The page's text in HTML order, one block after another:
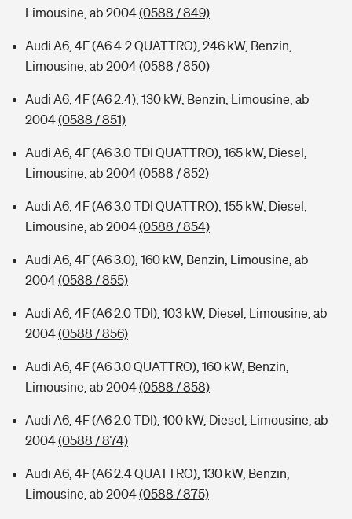
Limousine, ab 2004(0588 / 849)
Audi A6, 4F (A6 4.2 QUATTRO), 246 kW, Benzin,
Limousine, ab 2004(0588 / 850)
Audi A6, 4F (A6 2.4), 130 kW, Benzin, Limousine, ab
2004(0588 / 851)
Audi A6, 4F (A6 3.0 TDI QUATTRO), 165 kW, Diesel,
Limousine, ab 2004(0588 / 852)
Audi A6, 4F (A6 3.0 TDI QUATTRO), 155 kW, Diesel,
Limousine, ab 2004(0588 / 854)
Audi A6, 4F (A6 3.0), 160 kW, Benzin, Limousine, ab
2004(0588 / 855)
Audi A6, 4F (A6 2.0 TDI), 103 kW, Diesel, Limousine, ab
2004(0588 / 856)
Audi A6, 4F (A6 3.0 QUATTRO), 160 kW, Benzin,
Limousine, ab 2004(0588 / 858)
Audi A6, 4F (A6 2.0 TDI), 100 kW, Diesel, Limousine, ab
2004(0588 / 874)
Audi A6, 4F (A6 2.4 QUATTRO), 130 kW, Benzin,
Limousine, ab 2004(0588 / 875)